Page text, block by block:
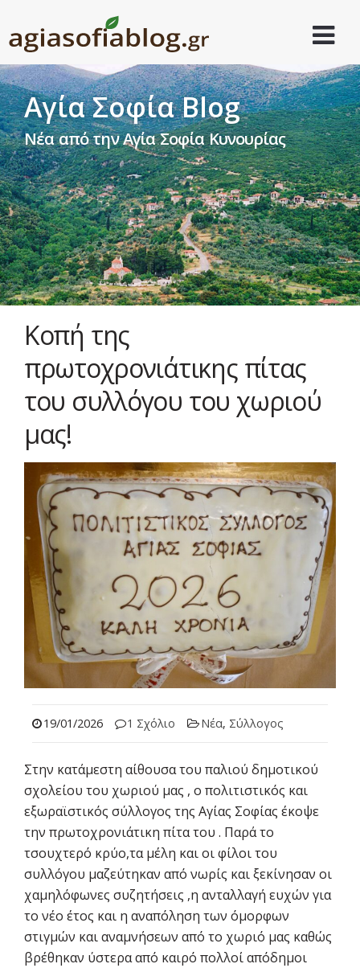
Αγία Σοφία Blog
Νέα από την Αγία Σοφία Κυνουρίας
Κοπή της
πρωτοχρονιάτικης πίτας
του συλλόγου του χωριού
μας!
19/01/2026 1 Σχόλιο Νέα, Σύλλογος
Στην κατάμεστη αίθουσα του παλιού δημοτικού
σχολείου του χωριού μας , ο πολιτιστικός και
εξωραϊστικός σύλλογος της Αγίας Σοφίας έκοψε
την πρωτοχρονιάτικη πίτα του . Παρά το
τσουχτερό κρύο,τα μέλη και οι φίλοι του
συλλόγου μαζεύτηκαν από νωρίς και ξεκίνησαν οι
χαμηλόφωνες συζητήσεις ,η ανταλλαγή ευχών για
το νέο έτος και η αναπόληση των όμορφων
στιγμών και αναμνήσεων από το χωριό μας καθώς
βρέθηκαν ύστερα από καιρό πολλοί απόδημοι